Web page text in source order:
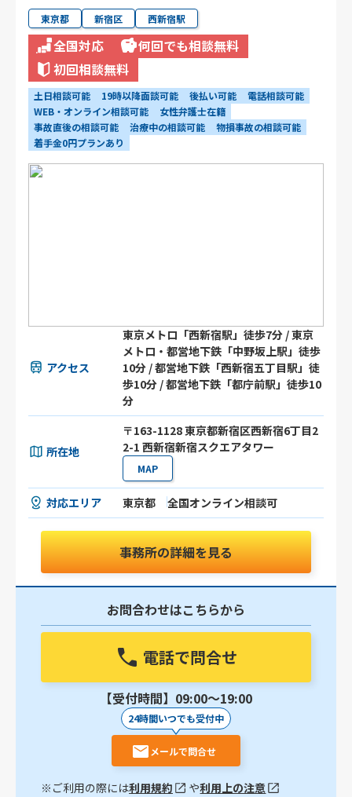
東京都 新宿区 西新宿駅
全国対応
何回でも相談無料
初回相談無料
土日相談可能 19時以降面談可能 後払い可能
電話相談可能
WEB・オンライン相談可能
女性弁護士在籍
事故直後の相談可能
治療中の相談可能
物損事故の相談可能
着手金0円プランあり
アクセス
東京メトロ「西新宿駅」徒歩7分 / 東京
メトロ・都営地下鉄「中野坂上駅」徒歩
10分 / 都営地下鉄「西新宿五丁目駅」徒
歩10分 / 都営地下鉄「都庁前駅」徒歩10
分
所在地
〒163-1128 東京都新宿区西新宿6丁目2
2-1 西新宿新宿スクエアタワー
MAP
対応エリア 東京都 全国オンライン相談可
事務所の詳細を見る
お問合わせはこちらから
電話で問合せ
【受付時間】09:00〜19:00
24時間いつでも受付中
メールで問合せ
※ご利用の際には利用規約 や利用上の注意